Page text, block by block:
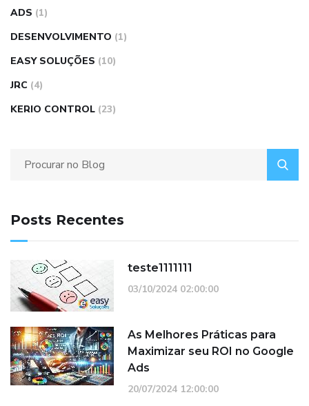
ADS (1)
DESENVOLVIMENTO (1)
EASY SOLUÇÕES (10)
JRC (4)
KERIO CONTROL (23)
Posts Recentes
teste1111111
03/10/2024 02:00:00
As Melhores Práticas para
Maximizar seu ROI no Google
Ads
20/07/2024 12:00:00